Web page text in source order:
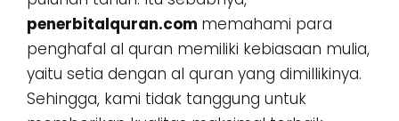
penerbitalquran.com memahami para
penghafal al quran memiliki kebiasaan mulia,
yaitu setia dengan al quran yang dimillikinya.
Sehingga, kami tidak tanggung untuk